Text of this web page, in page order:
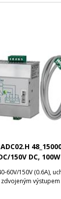
150V DC, 100W
60V/150V (0.6A),